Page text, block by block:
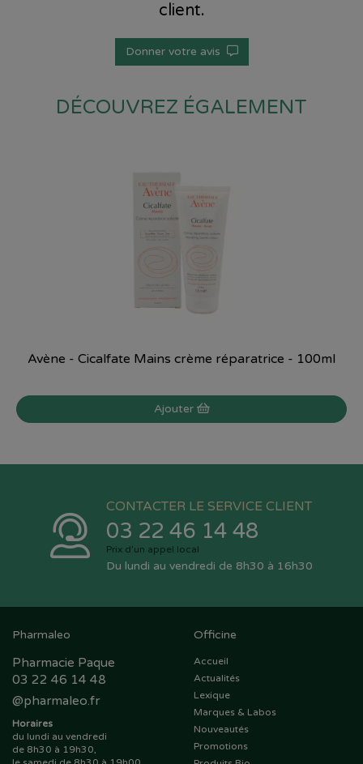
client.
Donner votre avis
DÉCOUVREZ ÉGALEMENT
Avène - Cicalfate Mains crème réparatrice - 100ml
Ajouter
CONTACTER LE SERVICE CLIENT
03 22 46 14 48
Prix d’un appel local
Du lundi au vendredi de 8h30 à 16h30
Pharmaleo
Pharmacie Paque
03 22 46 14 48
@pharmaleo.fr
Horaires
du lundi au vendredi
de 8h30 à 19h30,
Officine
Accueil
Actualités
Lexique
Marques & Labos
Nouveautés
Promotions